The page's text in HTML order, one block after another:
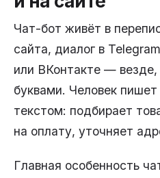
Чат-бот живёт в
сайта, диалог в
или ВКонтакте —
буквами. Человек
текстом: подбирает
на оплату, уточняет
Главная особенность